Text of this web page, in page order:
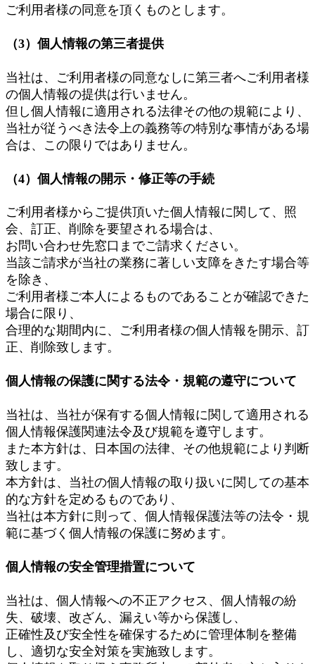
ご利用者様の同意を頂くものとします。
（3）個人情報の第三者提供
当社は、ご利用者様の同意なしに第三者へご利用者様
の個人情報の提供は行いません。
但し個人情報に適用される法律その他の規範により、
当社が従うべき法令上の義務等の特別な事情がある場
合は、この限りではありません。
（4）個人情報の開示・修正等の手続
ご利用者様からご提供頂いた個人情報に関して、照
会、訂正、削除を要望される場合は、
お問い合わせ先窓口までご請求ください。
当該ご請求が当社の業務に著しい支障をきたす場合等
を除き、
ご利用者様ご本人によるものであることが確認できた
場合に限り、
合理的な期間内に、ご利用者様の個人情報を開示、訂
正、削除致します。
個人情報の保護に関する法令・規範の遵守について
当社は、当社が保有する個人情報に関して適用される
個人情報保護関連法令及び規範を遵守します。
また本方針は、日本国の法律、その他規範により判断
致します。
本方針は、当社の個人情報の取り扱いに関しての基本
的な方針を定めるものであり、
当社は本方針に則って、個人情報保護法等の法令・規
範に基づく個人情報の保護に努めます。
個人情報の安全管理措置について
当社は、個人情報への不正アクセス、個人情報の紛
失、破壊、改ざん、漏えい等から保護し、
正確性及び安全性を確保するために管理体制を整備
し、適切な安全対策を実施致します。